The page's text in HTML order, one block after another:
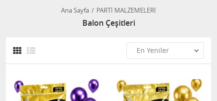
Ana Sayfa PARTİ MALZEMELERİ
Balon Çeşitleri